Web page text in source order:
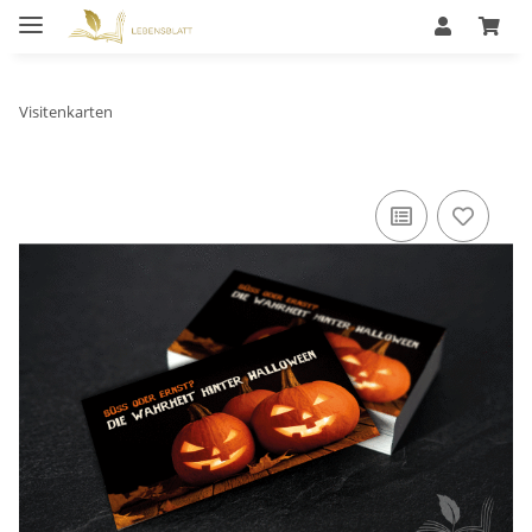
Visitenkarten